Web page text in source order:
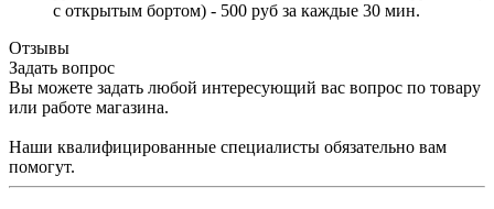
с открытым бортом) - 500 руб за каждые 30 мин.
Отзывы
Задать вопрос
Вы можете задать любой интересующий вас вопрос по товару
или работе магазина.
Наши квалифицированные специалисты обязательно вам
помогут.